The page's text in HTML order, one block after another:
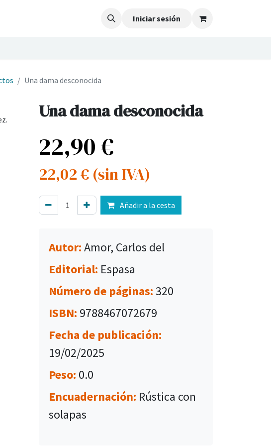
Iniciar sesión
Una dama desconocida
Una dama desconocida
22,90€
22,02€ (sin IVA)
Añadir a la cesta
Autor:Amor, Carlos del
Editorial: Espasa
Número de páginas:320
ISBN: 9788467072679
Fecha de publicación:
19/02/2025
Peso: 0.0
Encuadernación: Rústica con
solapas